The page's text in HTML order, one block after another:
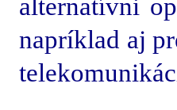
alternatívni
napríklad aj